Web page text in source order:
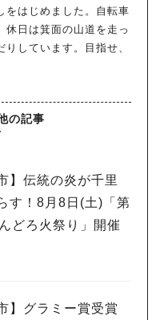
をはじめました。自転車
休日は箕面の山道を走っ
しています。目指せ、
の記事
】伝統の炎が千里
す！8月8日(土)「第
どろ火祭り」開催
】グラミー賞受賞